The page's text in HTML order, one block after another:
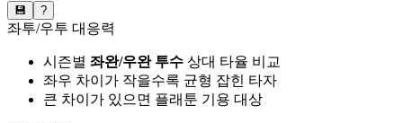
💾 ?
좌투/우투 대응력
시즌별 좌완/우완 투수 상대 타율 비교
좌우 차이가 작을수록 균형 잡힌 타자
큰 차이가 있으면 플래툰 기용 대상